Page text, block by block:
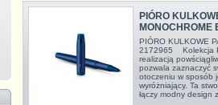
PIÓRO
MONOCHROME
PIÓRO KULKOWE
2172965 Kolekcja
realizacją
pozwala zaznaczyć
otoczeniu w sposób
wyróżniający. Ta
łączy modny design